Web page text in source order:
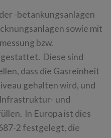
-betankungsanlagen
sowie mit
bzw.
Diese sind
dass die Gasreinheit
gehalten wird, und
und
In Europa ist dies
2 festgelegt, die